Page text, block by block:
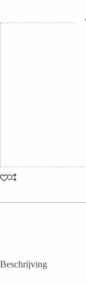
Beschrijving